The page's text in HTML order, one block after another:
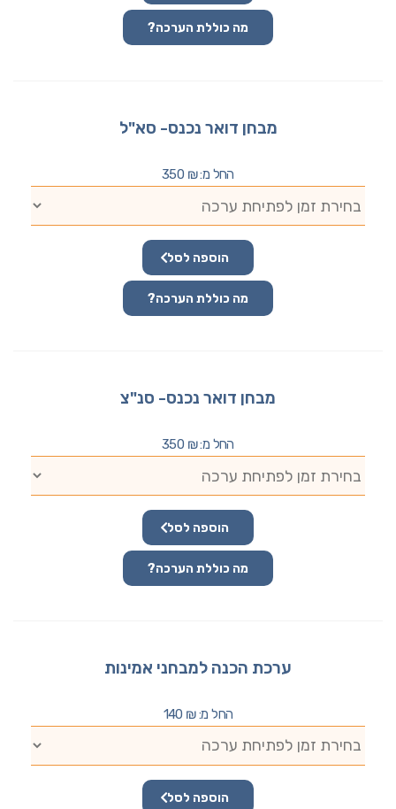
מה כוללת הערכה?
מבחן דואר נכנס- סא"ל
החל מ: 350 ₪
הוספה לסל
מה כוללת הערכה?
מבחן דואר נכנס- סנ"צ
החל מ: 350 ₪
הוספה לסל
מה כוללת הערכה?
ערכת הכנה למבחני אמינות
החל מ: 140 ₪
הוספה לסל